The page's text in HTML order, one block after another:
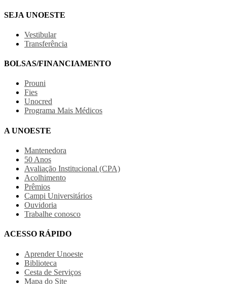
SEJA UNOESTE
Vestibular
Transferência
BOLSAS/FINANCIAMENTO
Prouni
Fies
Unocred
Programa Mais Médicos
A UNOESTE
Mantenedora
50 Anos
Avaliação Institucional (CPA)
Acolhimento
Prêmios
Campi Universitários
Ouvidoria
Trabalhe conosco
ACESSO RÁPIDO
Aprender Unoeste
Biblioteca
Cesta de Serviços
Mapa do Site